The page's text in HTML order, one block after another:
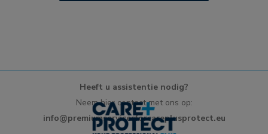
Heeft u assistentie nodig?
Neem hier contact met ons op:
info@premiumservicesforcareplusprotect.eu